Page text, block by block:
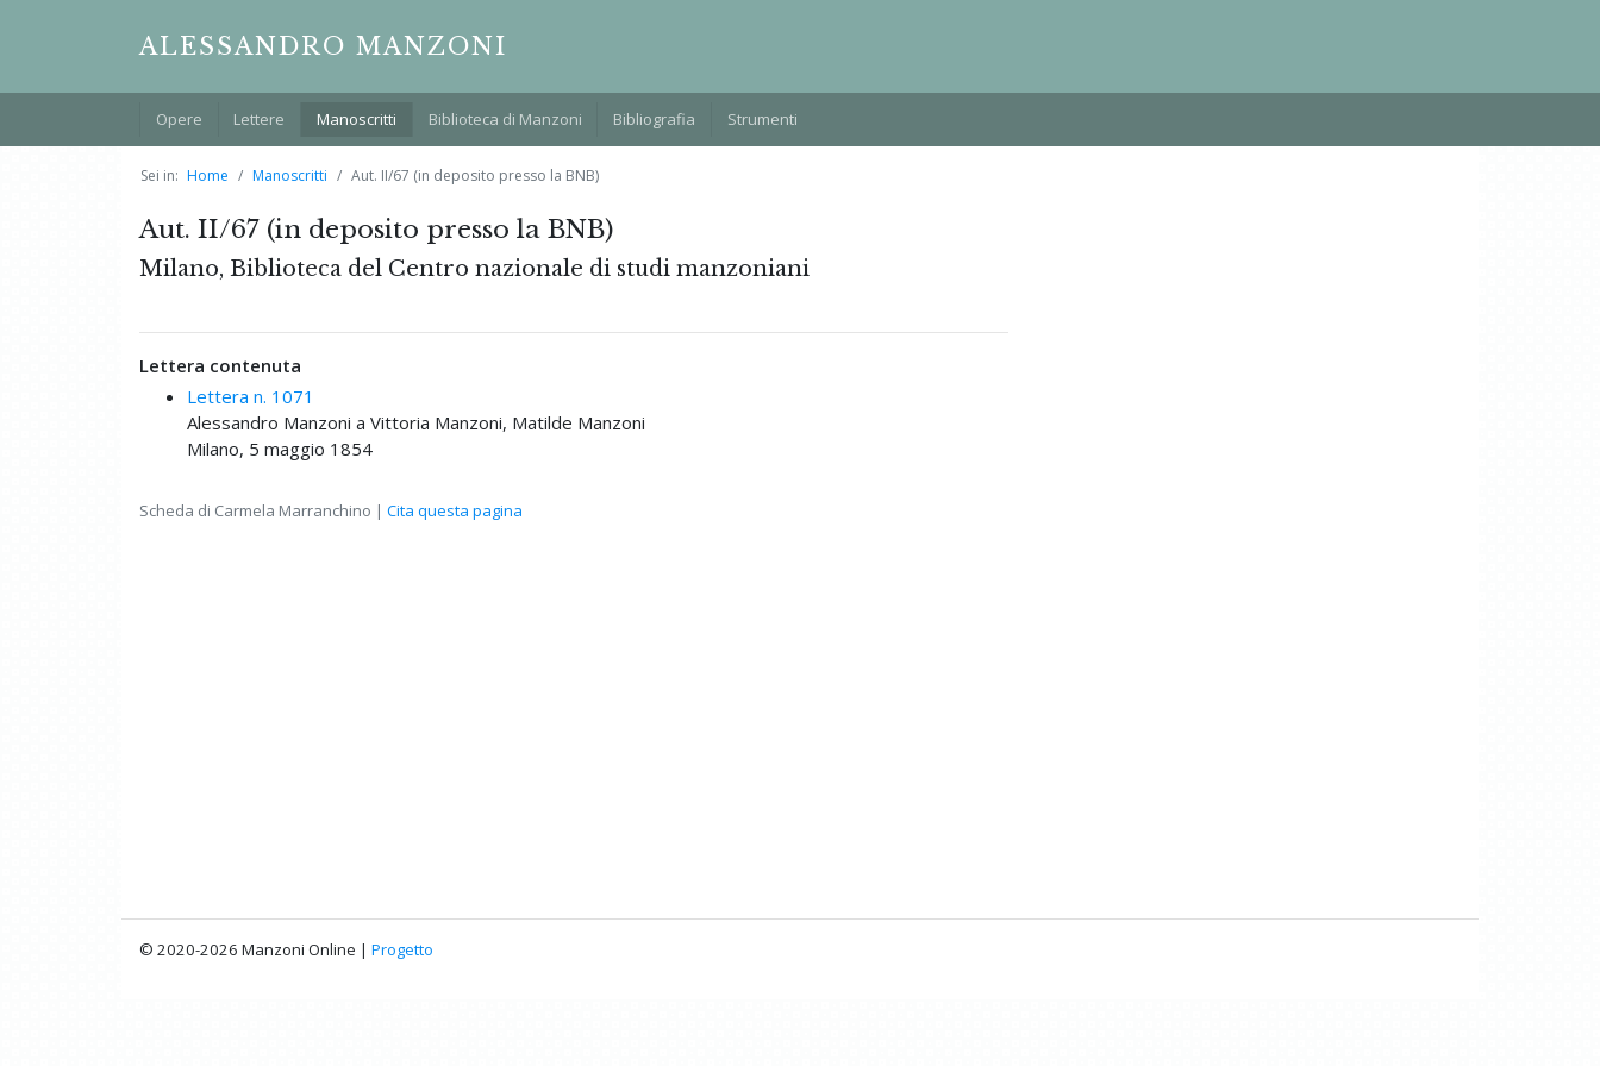
ALESSANDRO MANZONI
Opere Lettere Manoscritti Biblioteca di Manzoni Bibliografia Strumenti
Sei in: Home Manoscritti Aut. II/67 (in deposito presso la BNB)
Aut. II/67 (in deposito presso la BNB)
Milano, Biblioteca del Centro nazionale di studi manzoniani
Lettera contenuta
Lettera n. 1071
Alessandro Manzoni a Vittoria Manzoni, Matilde Manzoni
Milano, 5 maggio 1854
Scheda di Carmela Marranchino | Cita questa pagina
© 2020-2026 Manzoni Online | Progetto